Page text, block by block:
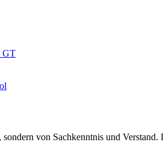
GT
von Sachkenntnis und Verstand.